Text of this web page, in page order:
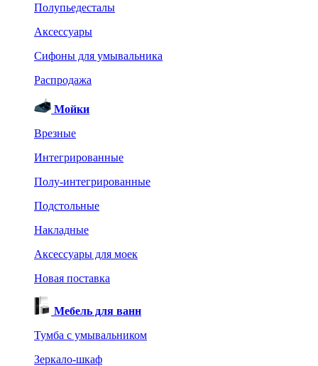
Полупьедесталы
Аксессуары
Сифоны для умывальника
Распродажа
Мойки
Врезные
Интегрированные
Полу-интегрированные
Подстольные
Накладные
Аксессуары для моек
Новая поставка
Мебель для ванн
Тумба с умывальником
Зеркало-шкаф